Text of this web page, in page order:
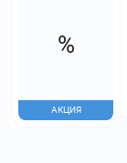
%
АКЦИЯ